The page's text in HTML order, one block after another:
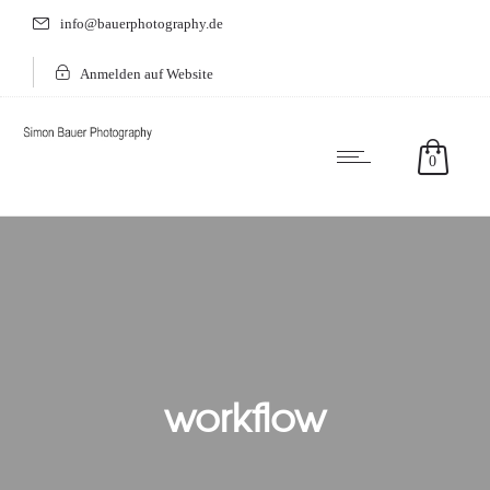
info@bauerphotography.de
Anmelden auf Website
0
workflow